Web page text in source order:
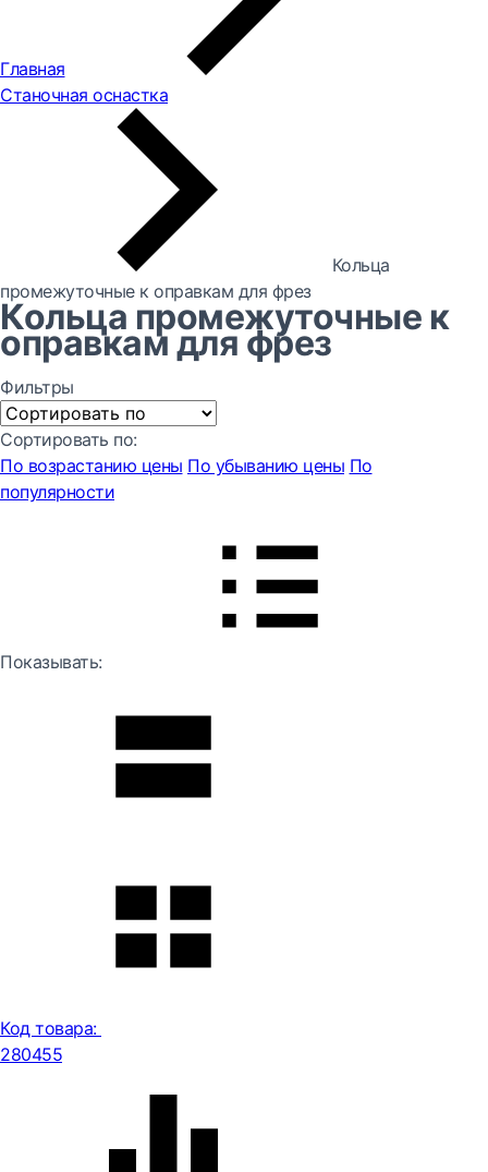
Главная
Станочная оснастка
Кольца
промежуточные к оправкам для фрез
Кольца промежуточные к
оправкам для фрез
Фильтры
Сортировать по:
По возрастанию цены По убыванию цены По
популярности
Показывать:
Код товара:
280455